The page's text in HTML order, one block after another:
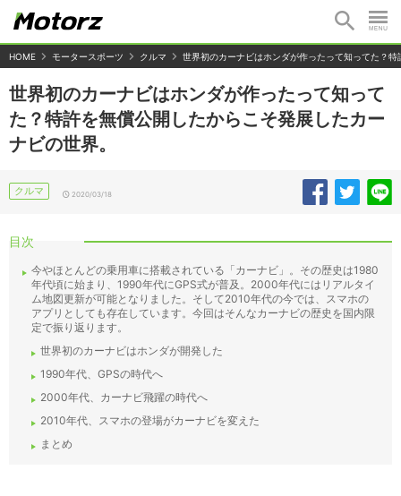
HOME モータースポーツ クルマ 世界初のカーナビはホンダが作ったって知ってた？
世界初のカーナビはホンダが作ったって知って
た？特許を無償公開したからこそ発展したカー
ナビの世界。
クルマ 2020/03/18
目次
今やほとんどの乗用車に搭載されている「カーナビ」。その歴史は1980
年代頃に始まり、1990年代にGPS式が普及。2000年代にはリアルタイ
ム地図更新が可能となりました。そして2010年代の今では、スマホの
アプリとしても存在しています。今回はそんなカーナビの歴史を国内限
定で振り返ります。
世界初のカーナビはホンダが開発した
1990年代、GPSの時代へ
2000年代、カーナビ飛躍の時代へ
2010年代、スマホの登場がカーナビを変えた
まとめ